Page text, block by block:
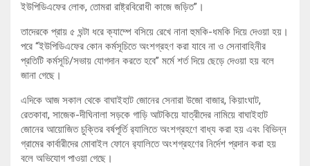
ইউপিডিএফের লোক, তোমরা রাষ্ট্রবিরোধী কাজে জড়িত”।
তাদেরকে প্রায় ৫ ঘন্টা ধরে ক্যাম্পে বসিয়ে রেখে নানা হুমকি-ধমকি দিয়ে দেওয়া হয়।
পরে “ইউপিডিএফের কোন কর্মসূচিতে অংশগ্রহণ করা যাবে না ও সেনাবাহিনীর
প্রতিটি কর্মসূচি/সভায় যোগদান করতে হবে” মর্মে শর্ত দিয়ে ছেড়ে দেওয়া হয় বলে
জানা গেছে।
এদিকে আজ সকাল থেকে বাঘাইহাট জোনের সেনারা উজো বাজার, কিয়াংঘাট,
রেতকাবা, সাজেক-দীঘিনালা সড়কে গাড়ি আটকিয়ে যাত্রীদের নামিয়ে বাঘাইহাট
জোনের আয়োজিত চুক্তির বর্ষপূর্তি র‌্যালিতে অংশগ্রহণে বাধ্য করা হয় এবং বিভিন্ন
গ্রামের কার্বারীদের মোবাইল ফোনে র‌্যালিতে অংশগ্রহণের নির্দেশ প্রদান করা হয়
বলে অভিযোগ পাওয়া গেছে।